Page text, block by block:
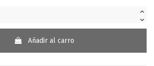
Añadir al carro